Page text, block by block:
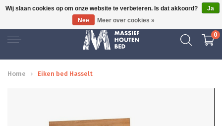
GRATIS BEZORGD
0
Home Eiken bed Hasselt
Wij slaan cookies op om onze website te verbeteren. Is dat akkoord?
Ja
Nee
Meer over cookies »